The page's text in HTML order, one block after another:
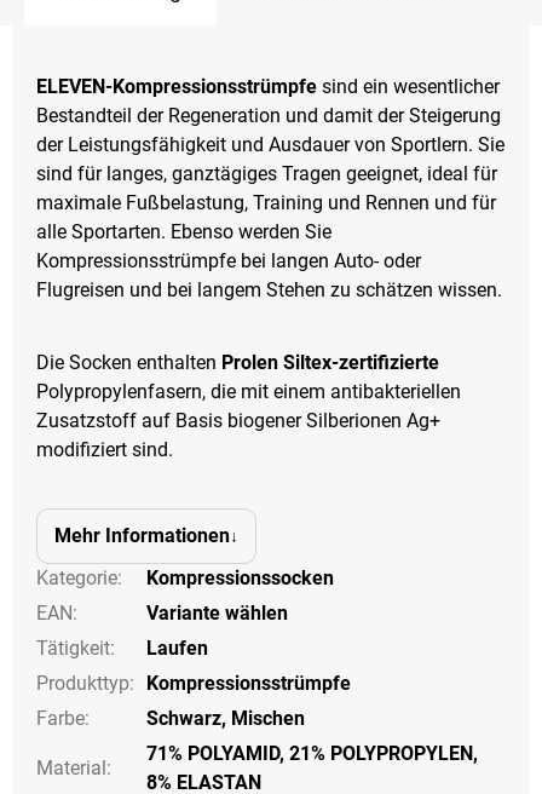
ELEVEN-Kompressionsstrümpfe sind ein wesentlicher
Bestandteil der Regeneration und damit der Steigerung
der Leistungsfähigkeit und Ausdauer von Sportlern. Sie
sind für langes, ganztägiges Tragen geeignet, ideal für
maximale Fußbelastung, Training und Rennen und für
alle Sportarten. Ebenso werden Sie
Kompressionsstrümpfe bei langen Auto- oder
Flugreisen und bei langem Stehen zu schätzen wissen.
Die Socken enthalten Prolen Siltex-zertifizierte
Polypropylenfasern, die mit einem antibakteriellen
Zusatzstoff auf Basis biogener Silberionen Ag+
modifiziert sind.
Mehr Informationen
Kategorie:
Kompressionssocken
EAN:
Variante wählen
Tätigkeit:
Laufen
Produkttyp:
Kompressionsstrümpfe
Farbe: Schwarz, Mischen
Material:
71% POLYAMID, 21% POLYPROPYLEN,
8% ELASTAN